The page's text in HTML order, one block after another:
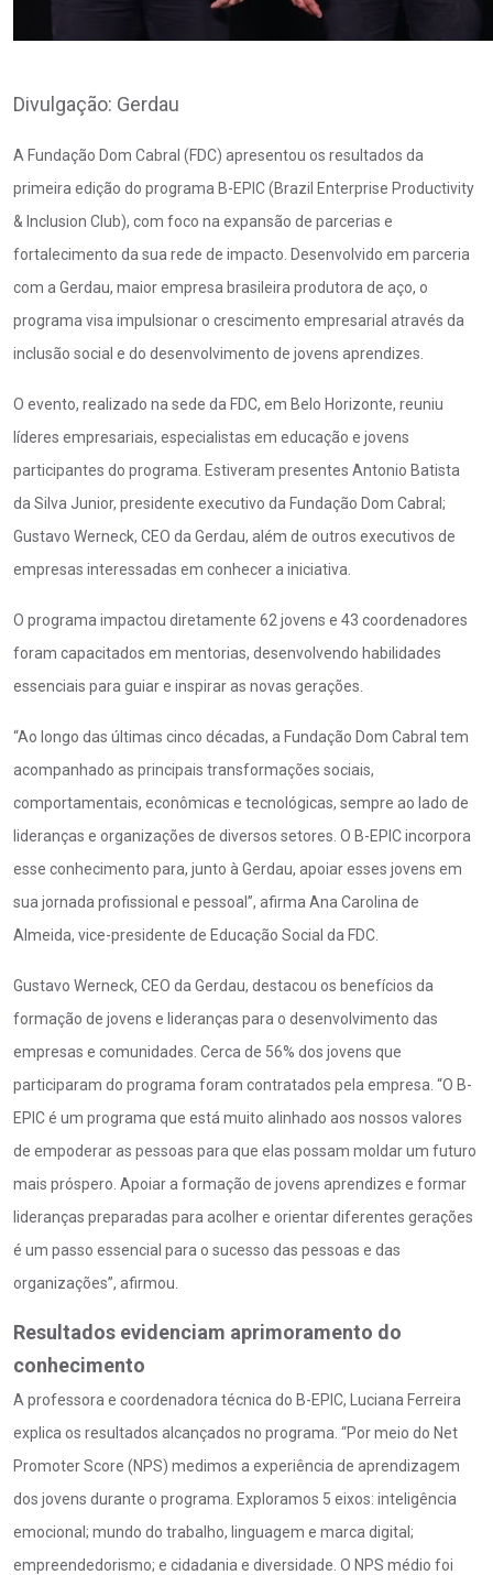
Divulgação: Gerdau
A Fundação Dom Cabral (FDC) apresentou os resultados da
primeira edição do programa B-EPIC (Brazil Enterprise Productivity
& Inclusion Club), com foco na expansão de parcerias e
fortalecimento da sua rede de impacto. Desenvolvido em parceria
com a Gerdau, maior empresa brasileira produtora de aço, o
programa visa impulsionar o crescimento empresarial através da
inclusão social e do desenvolvimento de jovens aprendizes.
O evento, realizado na sede da FDC, em Belo Horizonte, reuniu
líderes empresariais, especialistas em educação e jovens
participantes do programa. Estiveram presentes Antonio Batista
da Silva Junior, presidente executivo da Fundação Dom Cabral;
Gustavo Werneck, CEO da Gerdau, além de outros executivos de
empresas interessadas em conhecer a iniciativa.
O programa impactou diretamente 62 jovens e 43 coordenadores
foram capacitados em mentorias, desenvolvendo habilidades
essenciais para guiar e inspirar as novas gerações.
“Ao longo das últimas cinco décadas, a Fundação Dom Cabral tem
acompanhado as principais transformações sociais,
comportamentais, econômicas e tecnológicas, sempre ao lado de
lideranças e organizações de diversos setores. O B-EPIC incorpora
esse conhecimento para, junto à Gerdau, apoiar esses jovens em
sua jornada profissional e pessoal”, afirma Ana Carolina de
Almeida, vice-presidente de Educação Social da FDC.
Gustavo Werneck, CEO da Gerdau, destacou os benefícios da
formação de jovens e lideranças para o desenvolvimento das
empresas e comunidades. Cerca de 56% dos jovens que
participaram do programa foram contratados pela empresa. “O B-
EPIC é um programa que está muito alinhado aos nossos valores
de empoderar as pessoas para que elas possam moldar um futuro
mais próspero. Apoiar a formação de jovens aprendizes e formar
lideranças preparadas para acolher e orientar diferentes gerações
é um passo essencial para o sucesso das pessoas e das
organizações”, afirmou.
Resultados evidenciam aprimoramento do
conhecimento
A professora e coordenadora técnica do B-EPIC, Luciana Ferreira
explica os resultados alcançados no programa. “Por meio do Net
Promoter Score (NPS) medimos a experiência de aprendizagem
dos jovens durante o programa. Exploramos 5 eixos: inteligência
emocional; mundo do trabalho, linguagem e marca digital;
empreendedorismo; e cidadania e diversidade. O NPS médio foi